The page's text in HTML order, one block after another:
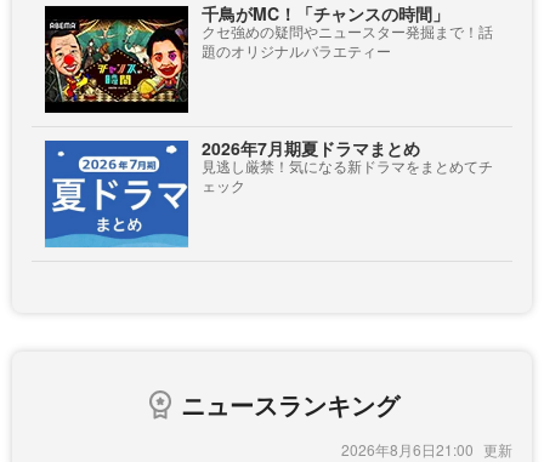
千鳥がMC！「チャンスの時間」
クセ強めの疑問やニュースター発掘まで！話
題のオリジナルバラエティー
2026年7月期夏ドラマまとめ
見逃し厳禁！気になる新ドラマをまとめてチ
ェック
ニュースランキング
2026年8月6日21:00